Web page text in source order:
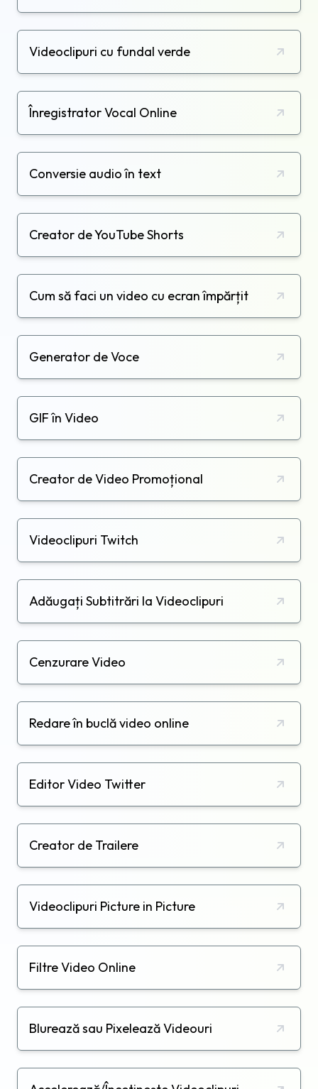
Videoclipuri cu fundal verde
Înregistrator Vocal Online
Conversie audio în text
Creator de YouTube Shorts
Cum să faci un video cu ecran împărțit
Generator de Voce
GIF în Video
Creator de Video Promoțional
Videoclipuri Twitch
Adăugați Subtitrări la Videoclipuri
Cenzurare Video
Redare în buclă video online
Editor Video Twitter
Creator de Trailere
Videoclipuri Picture in Picture
Filtre Video Online
Blurează sau Pixelează Videouri